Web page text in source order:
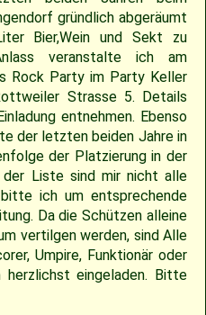
gründlich abgeräumt
Bier,Wein und Sekt zu
veranstalte ich am
Rock Party im Party Keller
Strasse 5. Details
entnehmen. Ebenso
der letzten beiden Jahre in
der Platzierung in der
der Liste sind mir nicht alle
ich um entsprechende
Da die Schützen alleine
vertilgen werden, sind Alle
Umpire, Funktionär oder
eingeladen. Bitte
22.04.2023 – Cavemen 2 vs Ulm Falcons
30.05.2019 – Jugendspiel in Ravensburg
11.05.2019 – Jugendspiel in Reutlingen
05.05.2019 – Landesligaspiel gegen die Ladenburg Romans
01.05.2019 – Pokalspiel gegen Ellwangen
27.04.2019 – Jugendspiel in Gammertingen
14.06.2017 – Pfingstturnier Steinheim 2017
25.05.2017 – Jugendspiel gegen Herrenberg
Neuenburg
13.05.2017 – Jugendspiel in Herrenberg
06.05.2017 – Jugendspiel in Sindelfingen
08.04.2017 – Pokalauftakt gegen die Freiburg Knights
26./27.05.2012 – 25. Pfingstturnier in Steinheim
29.04.2012 – Landesliga Bretten Kangaroos vs. Cavemen
15.04.2012 – Jugend Cavemen vs. Gammertingen
03.07.2011 – Softball-Landesligaspiel Cavemen vs. Nagold Mohawks
11./12.06.2011 – Jubiläumsturnier 25 Jahre Red Phantoms Steinheim
01.05.2011 – Landesligaspiel Cavemen vs. Bad Mergentheim Warriors
10.04.2011 – Pokelspiel Cavemen vs. Karlsruhe Cougars